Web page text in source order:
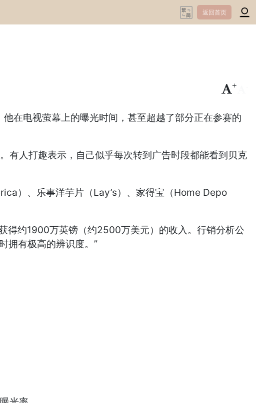
返回首页
+
在电视萤幕上的曝光时间，甚至超越了部分正在参赛的
有人打趣表示，自己似乎每次转到广告时段都能看到贝克
）、乐事洋芋片（Lay’s）、家得宝（Home Depo
得约1900万英镑（约2500万美元）的收入。行销分析公
拥有极高的辨识度。”